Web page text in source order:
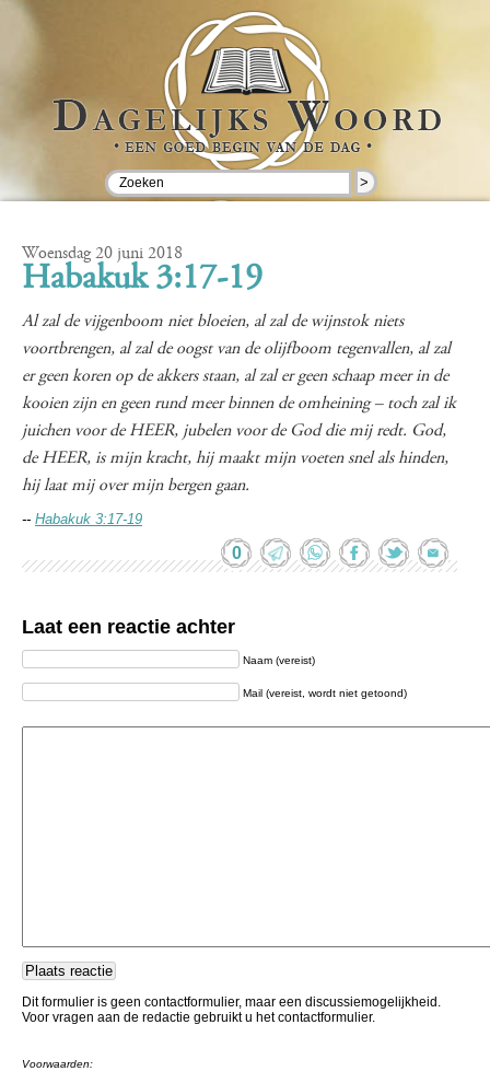
>
Woensdag 20 juni 2018
Habakuk 3:17-19
Al zal de vijgenboom niet bloeien, al zal de wijnstok niets
voortbrengen, al zal de oogst van de olijfboom tegenvallen, al zal
er geen koren op de akkers staan, al zal er geen schaap meer in de
kooien zijn en geen rund meer binnen de omheining – toch zal ik
juichen voor de HEER, jubelen voor de God die mij redt. God,
de HEER, is mijn kracht, hij maakt mijn voeten snel als hinden,
hij laat mij over mijn bergen gaan.
-- Habakuk 3:17-19
0
Laat een reactie achter
Naam (vereist)
Mail (vereist, wordt niet getoond)
Dit formulier is geen contactformulier, maar een discussiemogelijkheid.
Voor vragen aan de redactie gebruikt u het contactformulier.
Voorwaarden: